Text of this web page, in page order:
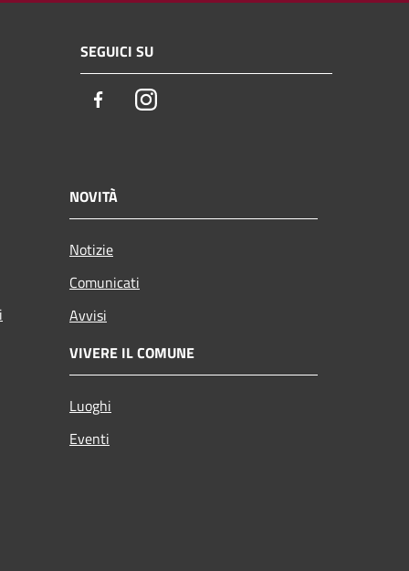
SEGUICI SU
FacebookInstagram
NOVITÀ
Notizie
Comunicati
Avvisi
VIVERE IL COMUNE
Luoghi
Eventi